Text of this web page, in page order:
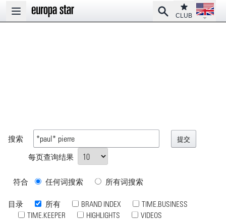
Open main menu
SearchClub
CLUB
Open
搜索
每页查询结果
符合 任何词搜索 所有词搜索
目录 所有 BRAND INDEX
TIME.BUSINESS
TIME.KEEPER
HIGHLIGHTS
VIDEOS